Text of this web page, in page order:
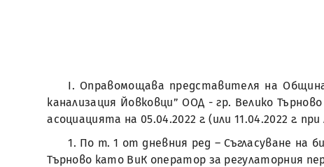
І. Оправомощава представителя на
канализация Йовковци” ООД - гр. Велико
асоциацията на 05.04.2022 г. (или 11.04.2022 г.
1. По т. 1 от дневния ред – Съгласуване на
Търново като ВиК оператор за регулаторния